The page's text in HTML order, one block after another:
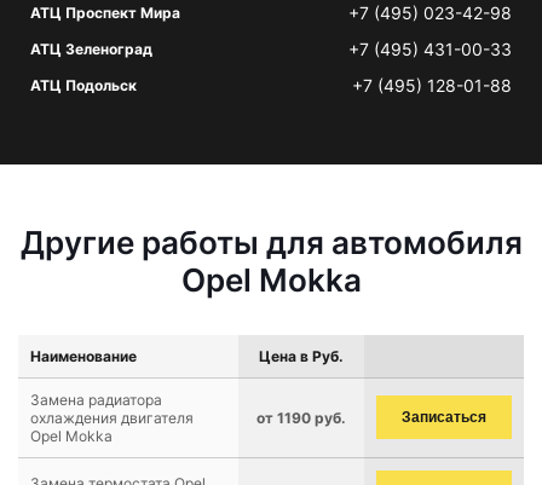
АТЦ Проспект Мира +7 (495) 023-42-98
АТЦ Зеленоград +7 (495) 431-00-33
АТЦ Подольск +7 (495) 128-01-88
Другие работы для автомобиля
Opel Mokka
Наименование Цена в Руб.
Замена радиатора
охлаждения двигателя
Opel Mokka
от 1190 руб. Записаться